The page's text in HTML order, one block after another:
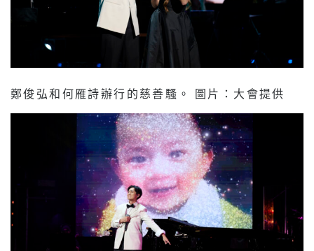
鄭俊弘和何雁詩辦行的慈善騷。 圖片：大會提供